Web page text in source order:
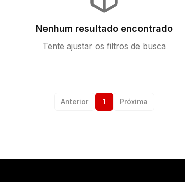
Nenhum resultado encontrado
Tente ajustar os filtros de busca
Anterior 1 Próxima